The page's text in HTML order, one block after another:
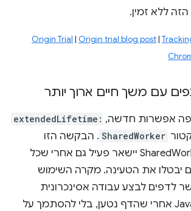
Origin Trial | Origin trial blog post|
עם משך חיים ארוך יותר
אפשרות חדשה, extendedLifetime:
SharedWorker . הבקשה הזו
מבטיחה שה-SharedWorker יישאר פעיל גם אחרי שכל
יבטלו את הטעינה. מקרה השימוש
לדפים לבצע עבודה אסינכרונית
שדורשת JavaScript אחרי שהדף נטען, בלי להסתמך על